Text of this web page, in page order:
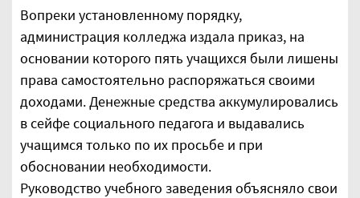
Вопреки установленному порядку,
администрация колледжа издала приказ, на
основании которого пять учащихся были лишены
права самостоятельно распоряжаться своими
доходами. Денежные средства аккумулировались
в сейфе социального педагога и выдавались
учащимся только по их просьбе и при
обосновании необходимости.
Руководство учебного заведения объясняло свои